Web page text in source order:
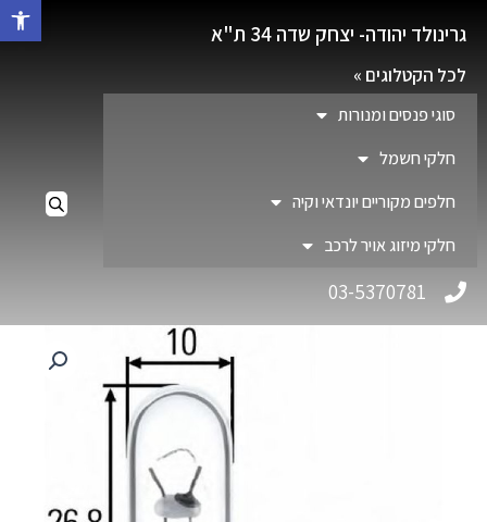
פתח
גרינולד יהודה- יצחק שדה 34 ת"א
לכל הקטלוגים »
סוגי פנסים ומנורות
חלקי חשמל
חלפים מקוריים יונדאי וקיה
חלקי מיזוג אויר לרכב
03-5370781